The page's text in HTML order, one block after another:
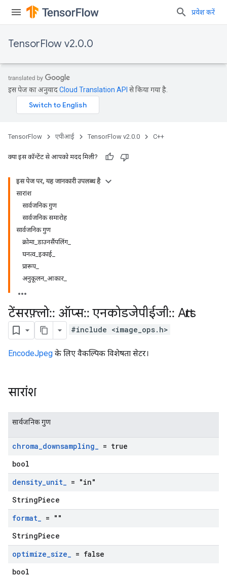
प्रवेश करें
TensorFlow v2.0.0
इस पेज का अनुवादCloud Translation API से किया गया है.
TensorFlow एपीआई TensorFlow v2.0.0 C++
क्या इस कॉन्टेंट से आपको मदद मिली?
इस पेज पर, यह जानकारी उपलब्ध है
सारांश
सार्वजनिक गुण
सार्वजनिक समारोह
सार्वजनिक गुण
क्रोमा_डाउनसैंपलिंग_
घनत्व_इकाई_
प्रारूप_
अनुकूलन_आकार_
टेंसरफ़्लो:: ऑप्स:: एनकोडजेपीईजी:: Attrs
#include <image_ops.h>
EncodeJpeg के लिए वैकल्पिक विशेषता सेटर।
सारांश
सार्वजनिक गुण
chroma_downsampling_ = true
bool
density_unit_ = "in"
StringPiece
format_ = ""
StringPiece
optimize_size_ = false
bool